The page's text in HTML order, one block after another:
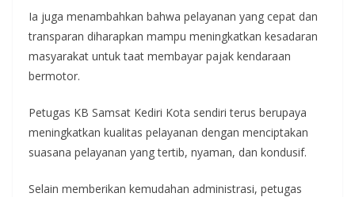
Ia juga menambahkan bahwa pelayanan yang cepat dan
transparan diharapkan mampu meningkatkan kesadaran
masyarakat untuk taat membayar pajak kendaraan
bermotor.
Petugas KB Samsat Kediri Kota sendiri terus berupaya
meningkatkan kualitas pelayanan dengan menciptakan
suasana pelayanan yang tertib, nyaman, dan kondusif.
Selain memberikan kemudahan administrasi, petugas